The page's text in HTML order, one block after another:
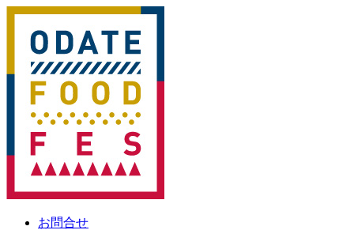
お問合せ